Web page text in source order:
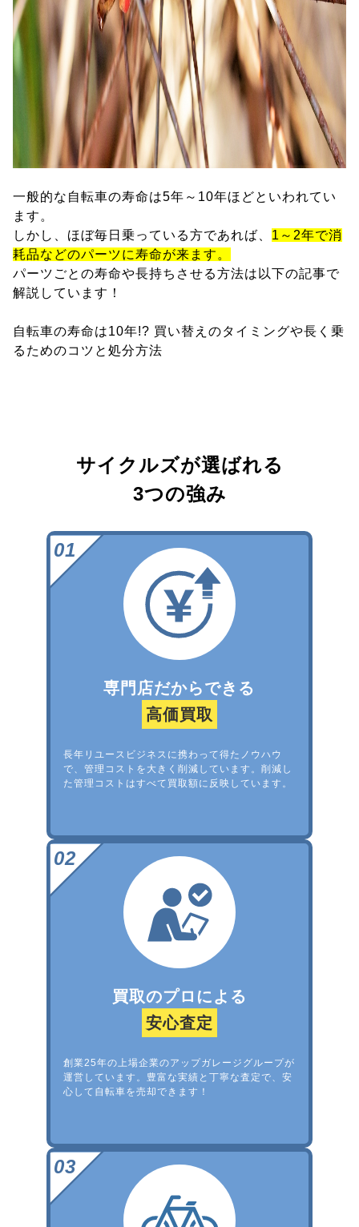
一般的な自転車の寿命は5年～10年ほどといわれてい
ます。
しかし、ほぼ毎日乗っている方であれば、 1～2年で消
耗品などのパーツに寿命が来ます。
パーツごとの寿命や長持ちさせる方法は以下の記事で
解説しています！
自転車の寿命は10年!? 買い替えのタイミングや長く乗
るためのコツと処分方法
サイクルズが選ばれる
3つの強み
専門店だからできる
高価買取
長年リユースビジネスに携わって得たノウハウ
で、管理コストを大きく削減しています。削減し
た管理コストはすべて買取額に反映しています。
買取のプロによる
安心査定
創業25年の上場企業のアップガレージグループが
運営しています。豊富な実績と丁寧な査定で、安
心して自転車を売却できます！